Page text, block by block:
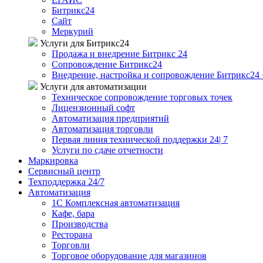
Битрикс24
Сайт
Меркурий
Услуги для Битрикс24
Продажа и внедрение Битрикс 24
Сопровождение Битрикс24
Внедрение, настройка и сопровождение
Услуги для автоматизации
Техническое сопровождение торговых точек
Лицензионный софт
Автоматизация предприятий
Автоматизация торговли
Первая линия технической поддержки 24| 7
Услуги по сдаче отчетности
Маркировка
Сервисный центр
Техподдержка 24/7
Автоматизация
1C Комплексная автоматизация
Кафе, бара
Производства
Ресторана
Торговли
Торговое оборудование для магазинов